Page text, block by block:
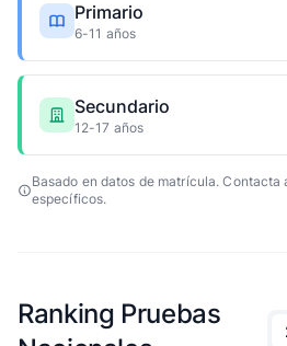
Primario
6-11 años
Secundario
12-17 años
Basado en datos de matrícula. Contacta
específicos.
Ranking Pruebas